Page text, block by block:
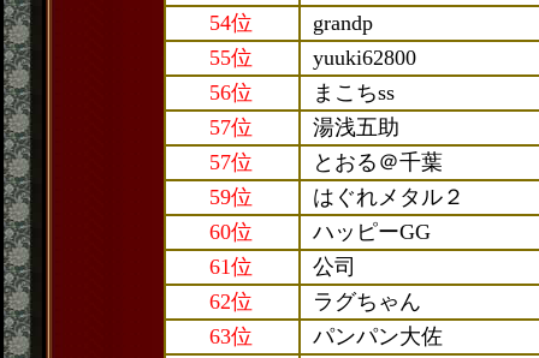
54位
grandp
55位
yuuki62800
56位
まこちss
57位
湯浅五助
57位
とおる＠千葉
59位
はぐれメタル２
60位
ハッピーGG
61位
公司
62位
ラグちゃん
63位
パンパン大佐